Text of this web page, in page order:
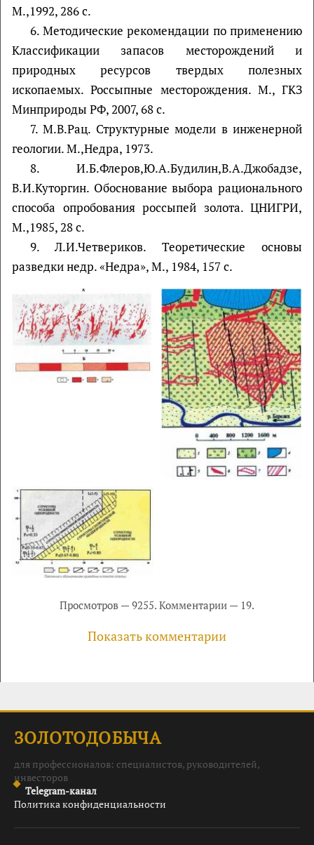
М.,1992, 286 с.
6. Методические рекомендации по применению
Классификации запасов месторождений и
природных ресурсов твердых полезных
ископаемых. Россыпные месторождения. М., ГКЗ
Минприроды РФ, 2007, 68 с.
7. М.В.Рац. Структурные модели в инженерной
геологии. М.,Недра, 1973.
8. И.Б.Флеров,Ю.А.Будилин,В.А.Джобадзе,
В.И.Куторгин. Обоснование выбора рационального
способа опробования россыпей золота. ЦНИГРИ,
М.,1985, 28 с.
9. Л.И.Четвериков. Теоретические основы
разведки недр. «Недра», М., 1984, 157 с.
Просмотров — 9255. Комментарии — 19.
Показать комментарии
ЗОЛОТОДОБЫЧА
для профессионалов: специалистов, руководителей,
инвесторов
Telegram-канал
Политика конфиденциальности